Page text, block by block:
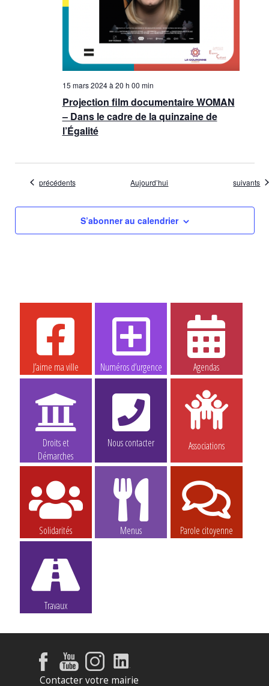
Projection film documentaire WOMAN
– Dans le cadre de la quinzaine de
l’Égalité
15 mars 2024 à 20 h 00 min
Évènements
précédents Aujourd’hui suivants
S’abonner au calendrier
J’aime ma ville Numéros d’urgence Agendas
Droits et
Démarches
Nous contacter Associations
Solidarités Menus Parole citoyenne
Travaux
Contacter votre mairie